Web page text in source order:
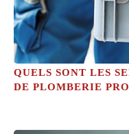
QUELS SONT LES
DE PLOMBERIE